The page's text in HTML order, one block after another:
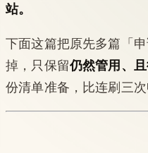
站。
下面这篇把原先多篇「
掉，只保留仍然管用、
份清单准备，比连刷三次